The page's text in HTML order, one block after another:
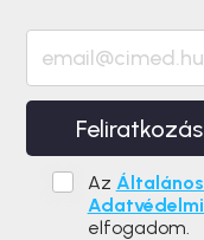
Feliratkozás
Az
elfogadom.